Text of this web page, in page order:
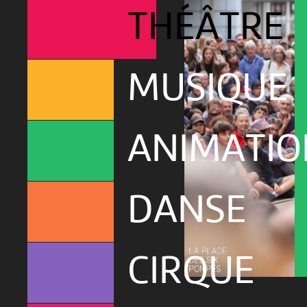
THÉÂTRE
MUSIQUE
DANSE
CIRQUE